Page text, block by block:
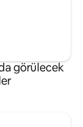
görülecek